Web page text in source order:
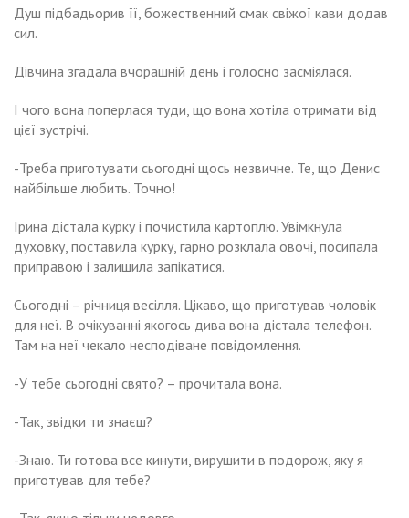
Душ підбадьорив її, божественний смак свіжої кави додав
сил.
Дівчина згадала вчорашній день і голосно засміялася.
І чого вона поперлася туди, що вона хотіла отримати від
цієї зустрічі.
-Треба приготувати сьогодні щось незвичне. Те, що Денис
найбільше любить. Точно!
Ірина дістала курку і почистила картоплю. Увімкнула
духовку, поставила курку, гарно розклала овочі, посипала
приправою і залишила запікатися.
Сьогодні – річниця весілля. Цікаво, що приготував чоловік
для неї. В очікуванні якогось дива вона дістала телефон.
Там на неї чекало несподіване повідомлення.
-У тебе сьогодні свято? – прочитала вона.
-Так, звідки ти знаєш?
-Знаю. Ти готова все кинути, вирушити в подорож, яку я
приготував для тебе?